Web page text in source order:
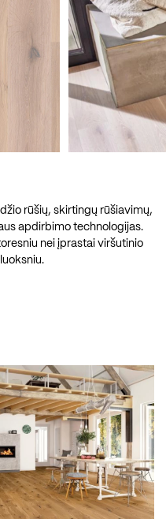
rūšių, skirtingų rūšiavimų,
apdirbimo technologijas.
nei įprastai viršutinio